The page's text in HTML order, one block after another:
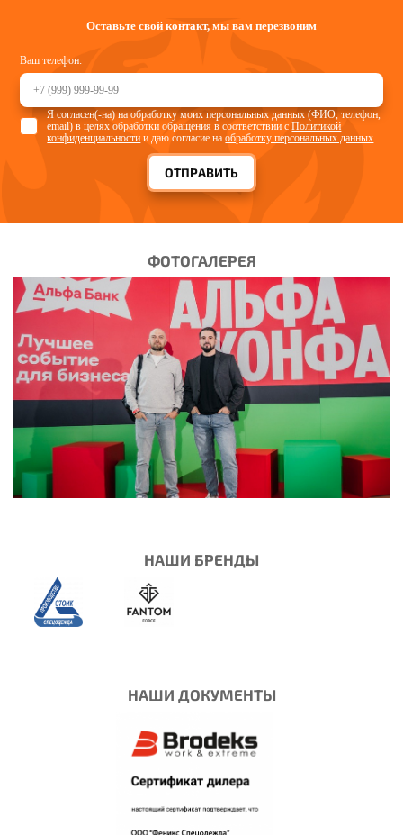
Оставьте свой контакт, мы вам перезвоним
Ваш телефон:
ОТПРАВИТЬ
Я согласен(-на) на обработку моих персональных данных (ФИО, телефон,
email) в целях обработки обращения в соответствии сПолитикой
конфиденциальности и даю согласие наобработку персональных данных
ФОТОГАЛЕРЕЯ
НАШИ БРЕНДЫ
НАШИ ДОКУМЕНТЫ